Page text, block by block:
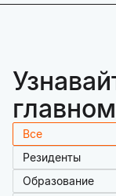
главном
Все
Резиденты
Образование